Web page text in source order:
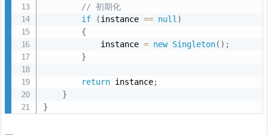
の
コ
ド
1.
// 初期化
if
(instance == null)
{
            instance
= new Singleton( ) ;
}
return instance;
}
}